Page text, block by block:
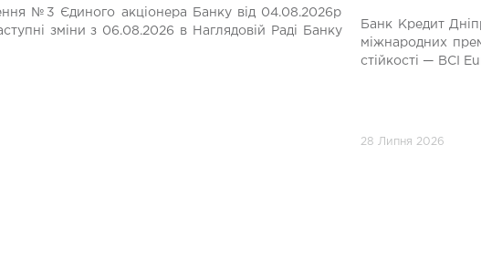
№3 Єдиного акціонера Банку від 04.08.2026р
зміни з 06.08.2026 в Наглядовій Раді Банку
Банк Кредит
міжнародних
стійкості — BCI
28 Липня 2026